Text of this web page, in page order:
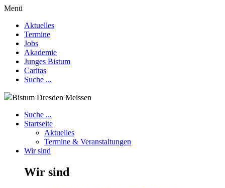
Menü
Aktuelles
Termine
Jobs
Akademie
Junges Bistum
Caritas
Suche ...
Bistum Dresden Meissen
Suche ...
Startseite
Aktuelles
Termine & Veranstaltungen
Wir sind
Wir sind